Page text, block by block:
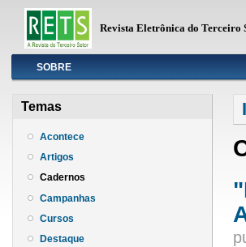
Revista Eletrônica do Terceiro
InfoSOBRE
Temas
Acontece
Artigos
Cadernos
Campanhas
Cursos
Destaque